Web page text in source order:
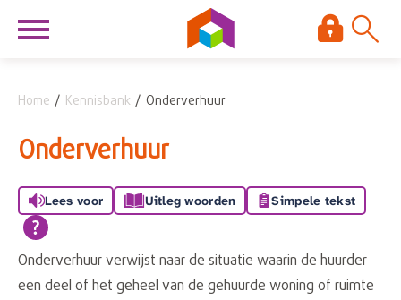
Naar hoofdinhoud
Naar hoofdnavigatiemenu
Naar zoeken
Naar de homepage
Ga naar Hoofd
Home Kennisbank Onderverhuur
Onderverhuur
Lees voor Uitleg woorden Simpele tekst
Onderverhuur verwijst naar de situatie waarin de huurder
een deel of het geheel van de gehuurde woning of ruimte